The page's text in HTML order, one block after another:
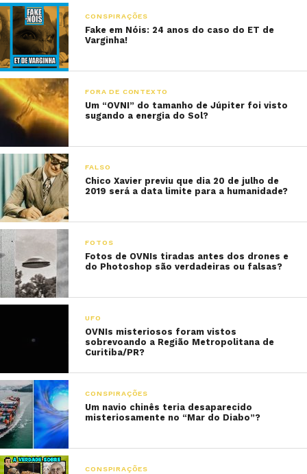
CONSPIRAÇÕES
Fake em Nóis: 24 anos do caso do ET de
Varginha!
FORA DE CONTEXTO
Um “OVNI” do tamanho de Júpiter foi visto
sugando a energia do Sol?
FALSO
Chico Xavier previu que dia 20 de julho de
2019 será a data limite para a humanidade?
FOTOS
Fotos de OVNIs tiradas antes dos drones e
do Photoshop são verdadeiras ou falsas?
UFO
OVNIs misteriosos foram vistos
sobrevoando a Região Metropolitana de
Curitiba/PR?
CONSPIRAÇÕES
Um navio chinês teria desaparecido
misteriosamente no “Mar do Diabo”?
CONSPIRAÇÕES